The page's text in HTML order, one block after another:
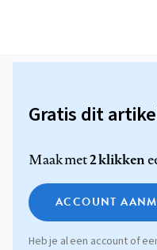
Gratis dit
Maak met2 klikken
ACCOUNT
Heb je al een account of